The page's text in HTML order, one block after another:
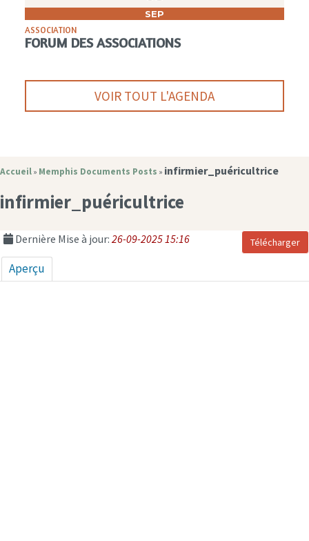
SEP
ASSOCIATION
FORUM DES ASSOCIATIONS
VOIR TOUT L'AGENDA
Accueil » Memphis Documents Posts » infirmier_puéricultrice
infirmier_puéricultrice
Télécharger
Dernière Mise à jour: 26-09-2025 15:16
Aperçu